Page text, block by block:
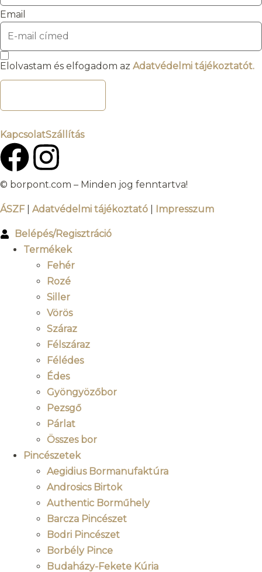
Email
Elolvastam és elfogadom az Adatvédelmi tájékoztatót.
KapcsolatSzállítás
© borpont.com – Minden jog fenntartva!
ÁSZF| Adatvédelmi tájékoztató Impresszum
Belépés/Regisztráció
Termékek
Fehér
Rozé
Siller
Vörös
Száraz
Félszáraz
Félédes
Édes
Gyöngyözőbor
Pezsgő
Párlat
Összes bor
Pincészetek
Aegidius Bormanufaktúra
Androsics Birtok
Authentic Borműhely
Barcza Pincészet
Bodri Pincészet
Borbély Pince
Budaházy-Fekete Kúria